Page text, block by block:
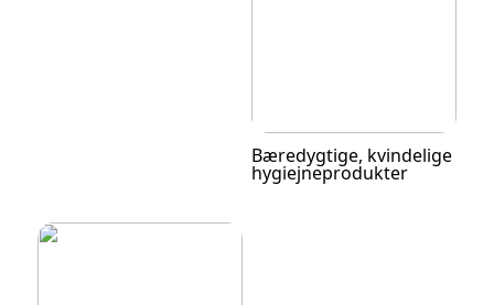
Bæredygtige, kvindelige
hygiejneprodukter